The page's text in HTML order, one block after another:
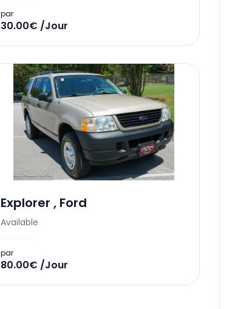
par
30.00€ /Jour
Explorer , Ford
Available
par
80.00€ /Jour